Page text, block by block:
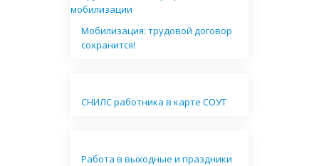
Мобилизация: трудовой договор
сохранится!
СНИЛС работника в карте СОУТ
Работа в выходные и праздники